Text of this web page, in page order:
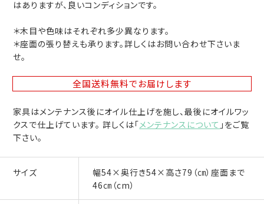
はありますが、良いコンディションです。
＊木目や色味はそれぞれ多少異なります。
＊座面の張り替えも承ります。詳しくはお問い合わせ下さいま
せ。
全国送料無料でお届けします
家具はメンテナンス後にオイル仕上げを施し、最後にオイルワッ
クスで仕上げています。 詳しくは「メンテナンスについて 」をご覧
下さい。
サイズ
幅54×奥行き54×高さ79（㎝）座面まで
46㎝（cm）